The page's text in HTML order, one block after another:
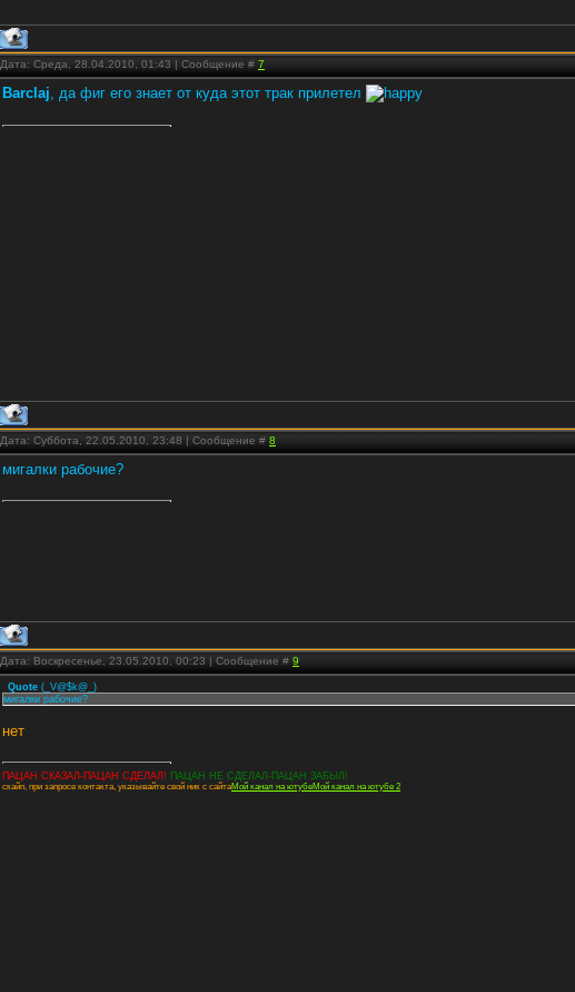
Дата: Среда, 28.04.2010, 01:43 | Сообщение # 7
Barclaj , да фиг его знает от куда этот трак прилетел
Дата: Суббота, 22.05.2010, 23:48 | Сообщение # 8
мигалки рабочие?
Дата: Воскресенье, 23.05.2010, 00:23 | Сообщение # 9
Quote ( _V@$k@_ )
мигалки рабочие?
нет
ПАЦАН СКАЗАЛ-ПАЦАН СДЕЛАЛ! ПАЦАН НЕ СДЕЛАЛ-ПАЦАН ЗАБЫЛ!
скайп, при запросе контакта, указывайте свой ник с сайтаМой канал на ютубеМой канал на ютубе 2